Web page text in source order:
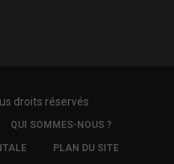
droits réservés
QUI SOMMES-NOUS ?
PLAN DU SITE